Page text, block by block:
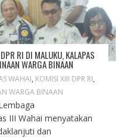
RI DI MALUKU, KALAPAS
WARGA BINAAN
WAHAI, KOMISI XIII DPR RI,
WARGA BINAAN
III Wahai menyatakan
dan